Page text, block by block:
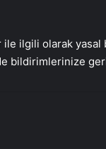
ile ilgili olarak
bildirimlerinize geri